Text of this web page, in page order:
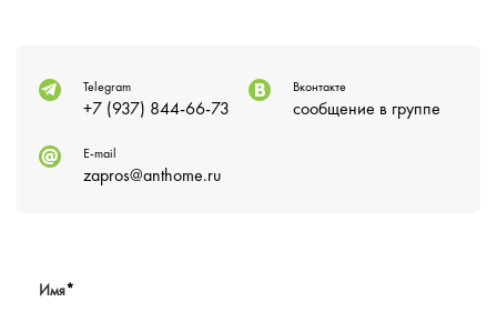
Telegram
+7 (937) 844-66-73
Вконтакте
сообщение в группе
E-mail
zapros@anthome.ru
Имя*